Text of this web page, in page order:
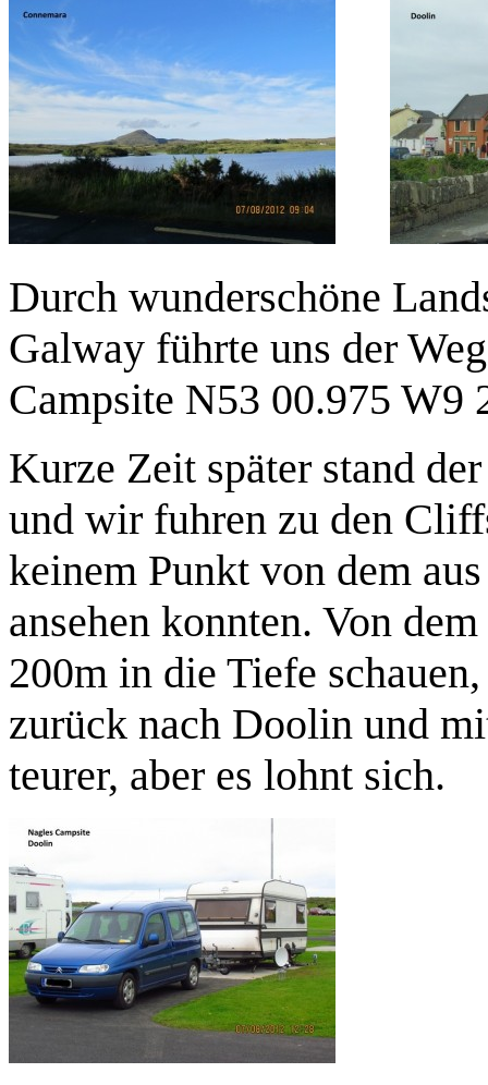
Durch wunderschöne
Galway führte uns der
Campsite N53 00.975 W9
Kurze Zeit später stand
und wir fuhren zu den
keinem Punkt von dem
ansehen konnten. Von
200m in die Tiefe
zurück nach Doolin und
teurer, aber es lohnt sich.